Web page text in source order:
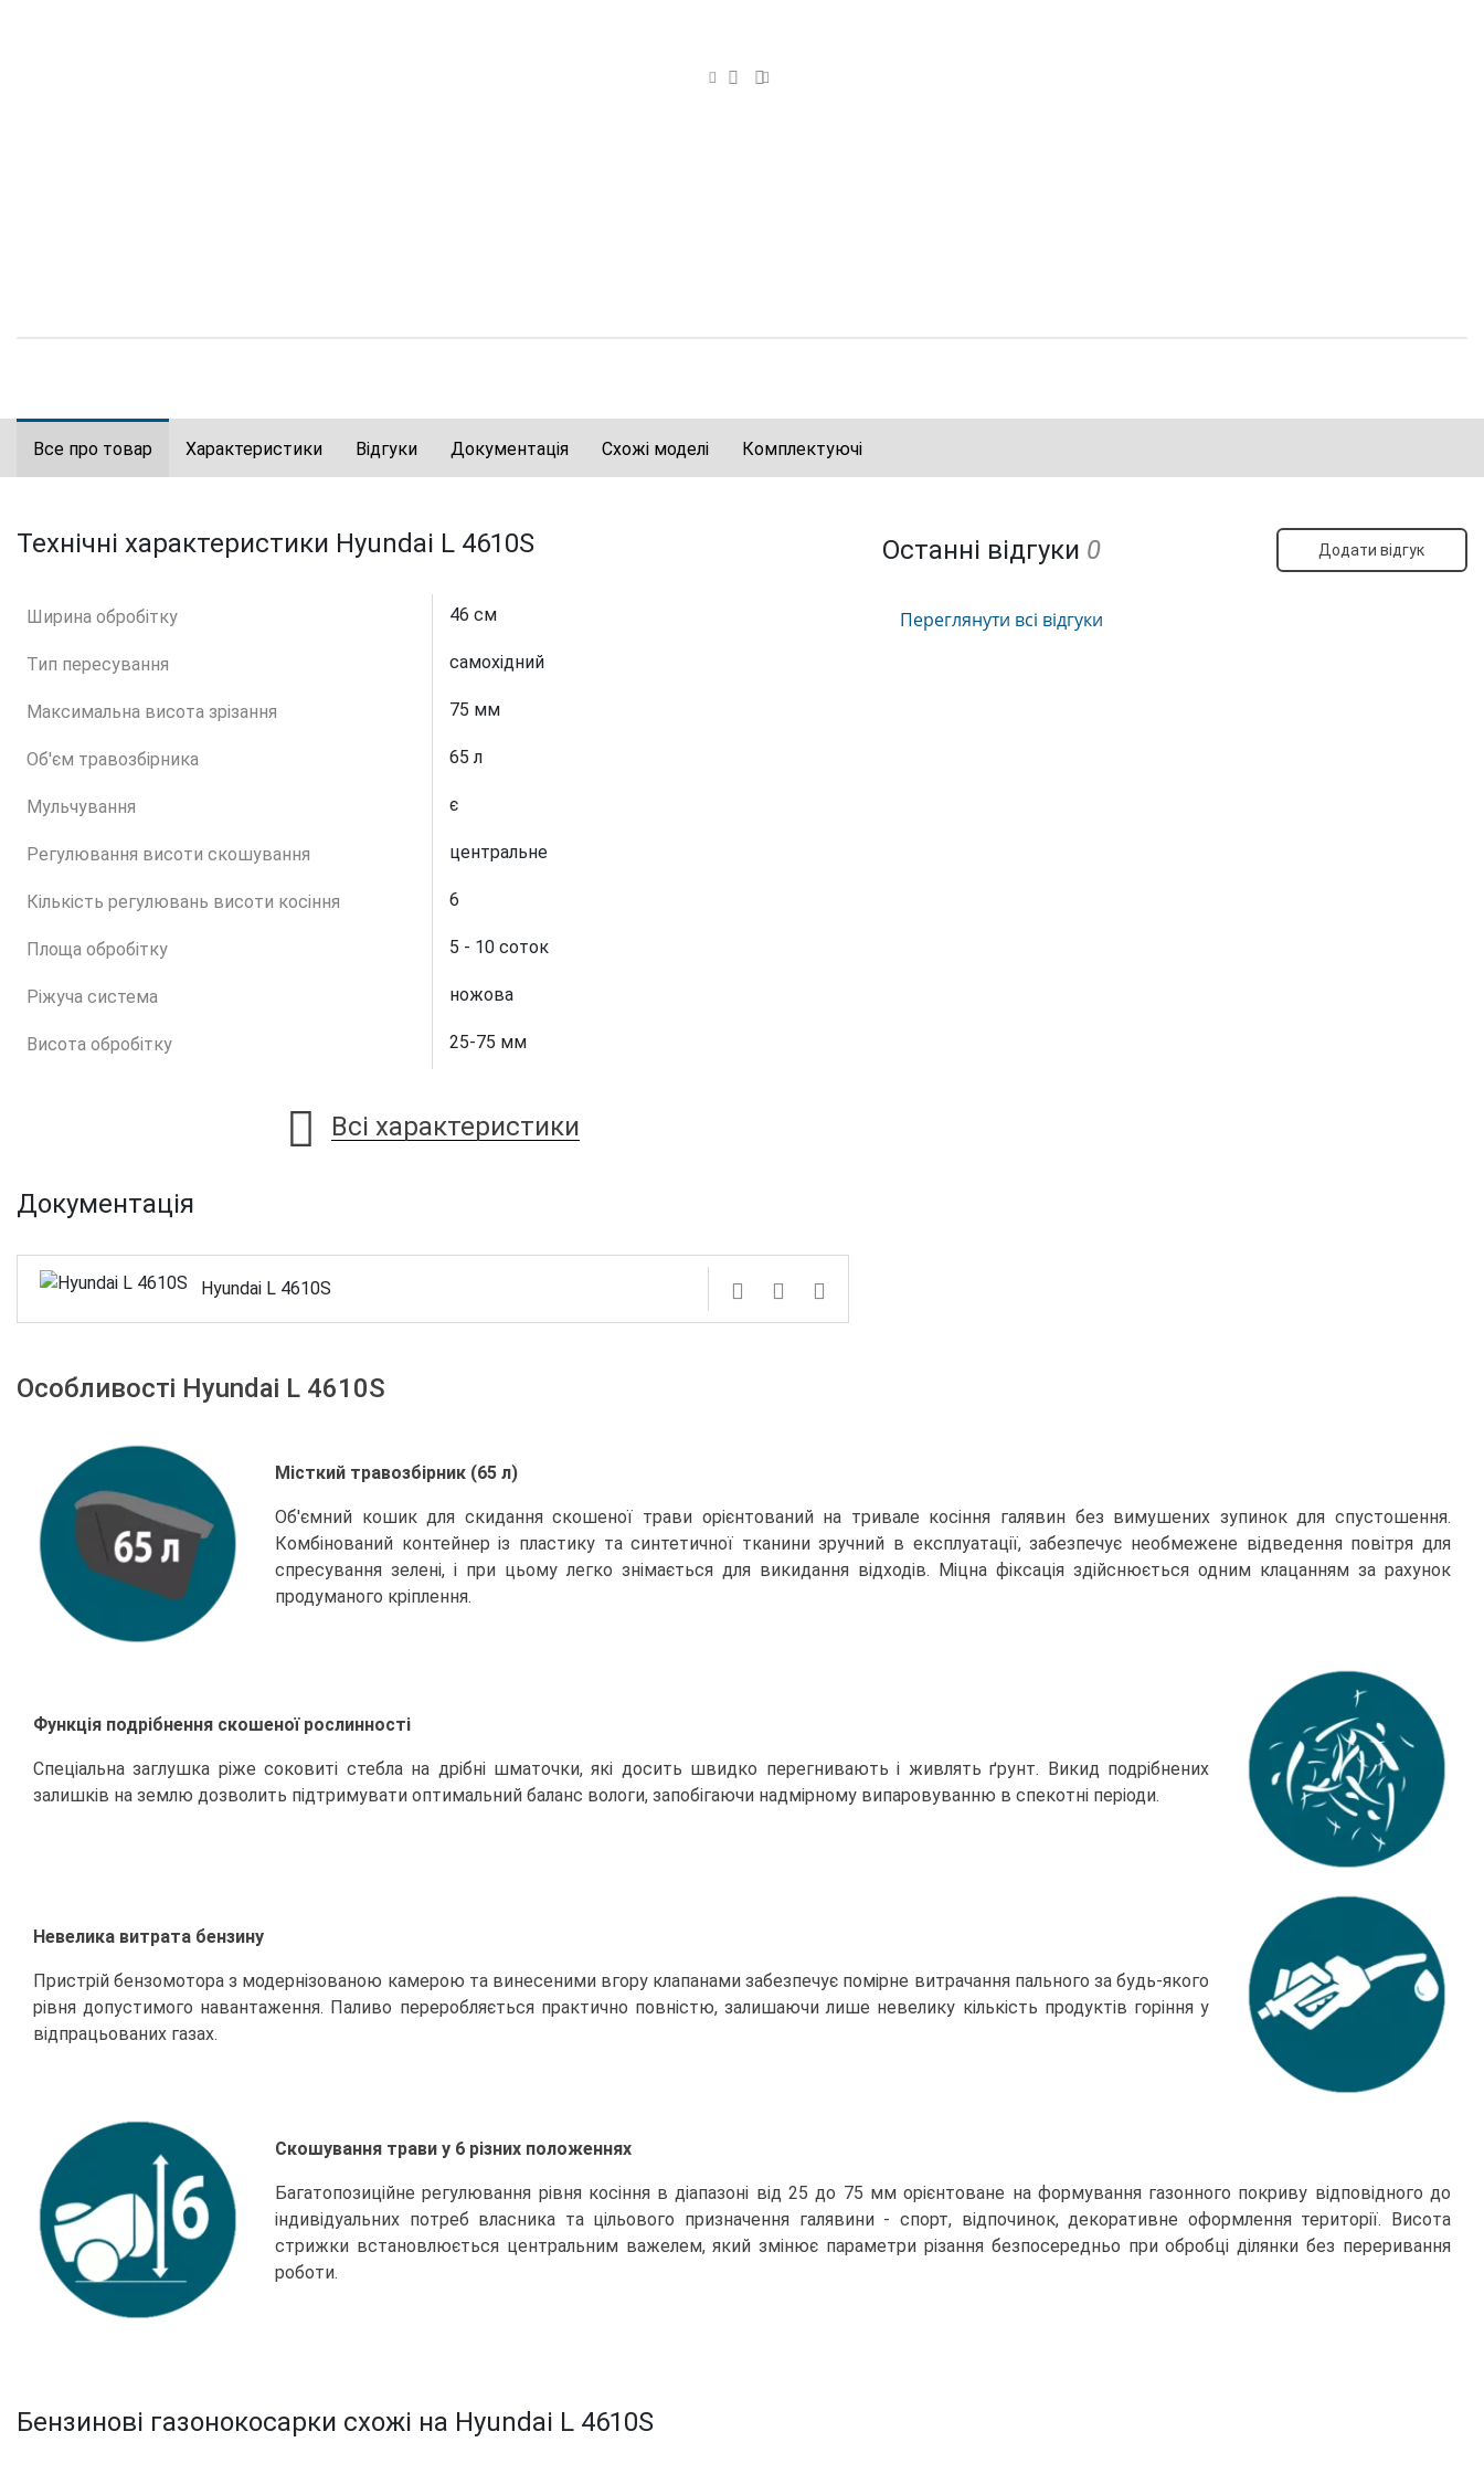
Все про товар Характеристики Відгуки Документація Схожі моделі Комплектуючі
Технічні характеристики Hyundai L 4610S
Ширина обробітку 46 см
Тип пересування самохідний
Максимальна висота зрізання 75 мм
Об'єм травозбірника 65 л
Мульчування є
Регулювання висоти скошування центральне
Кількість регулювань висоти косіння 6
Площа обробітку 5 - 10 соток
Ріжуча система ножова
Висота обробітку 25-75 мм
Всі характеристики
Документація
Hyundai L 4610S
Останні відгуки 0 Додати відгук
Переглянути всі відгуки
Особливості Hyundai L 4610S
Місткий травозбірник (65 л)
Об'ємний кошик для скидання скошеної трави орієнтований на тривале косіння галявин без вимушених зупинок для спустошення.
Комбінований контейнер із пластику та синтетичної тканини зручний в експлуатації, забезпечує необмежене відведення повітря для
спресування зелені, і при цьому легко знімається для викидання відходів. Міцна фіксація здійснюється одним клацанням за рахунок
продуманого кріплення.
Функція подрібнення скошеної рослинності
Спеціальна заглушка ріже соковиті стебла на дрібні шматочки, які досить швидко перегнивають і живлять ґрунт. Викид подрібнених
залишків на землю дозволить підтримувати оптимальний баланс вологи, запобігаючи надмірному випаровуванню в спекотні періоди.
Невелика витрата бензину
Пристрій бензомотора з модернізованою камерою та винесеними вгору клапанами забезпечує помірне витрачання пального за будь-якого
рівня допустимого навантаження. Паливо переробляється практично повністю, залишаючи лише невелику кількість продуктів горіння у
відпрацьованих газах.
Скошування трави у 6 різних положеннях
Багатопозиційне регулювання рівня косіння в діапазоні від 25 до 75 мм орієнтоване на формування газонного покриву відповідного до
індивідуальних потреб власника та цільового призначення галявини - спорт, відпочинок, декоративне оформлення території. Висота
стрижки встановлюється центральним важелем, який змінює параметри різання безпосередньо при обробці ділянки без переривання
роботи.
Бензинові газонокосарки схожі на Hyundai L 4610S